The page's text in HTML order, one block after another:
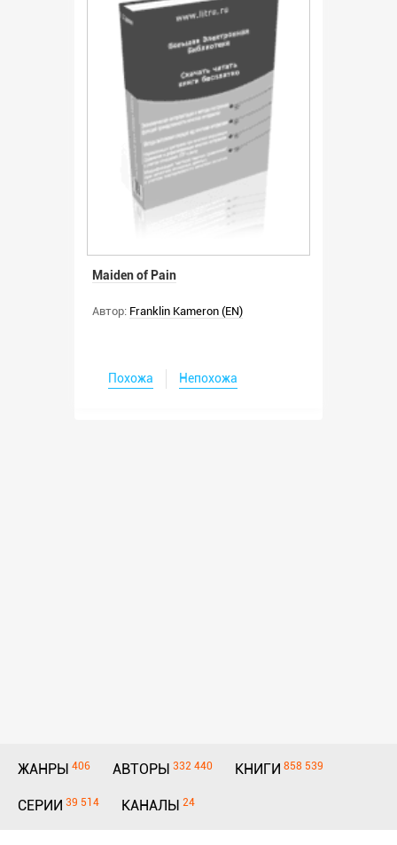
Maiden of Pain
Автор: Franklin Kameron (EN)
Похожа Непохожа
ЖАНРЫ 406 АВТОРЫ 332 440 КНИГИ 858 539
СЕРИИ 39 514 КАНАЛЫ 24